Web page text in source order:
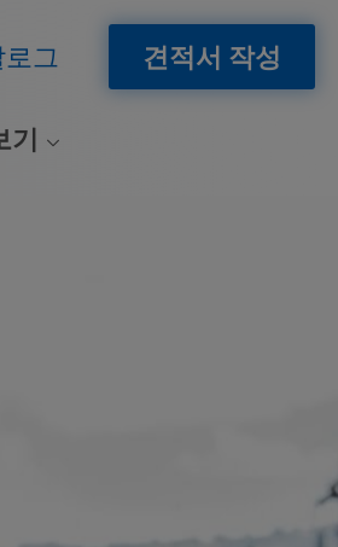
그 견적서 작성
기